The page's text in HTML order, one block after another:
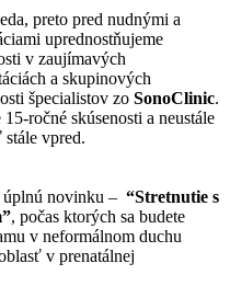
preto pred nudnými a
uprednostňujeme
v zaujímavých
a skupinových
špecialistov zo SonoClinic.
ročné skúsenosti a neustále
stále vpred.
úplnú novinku – “Stretnutie s
, počas ktorých sa budete
v neformálnom duchu
v prenatálnej